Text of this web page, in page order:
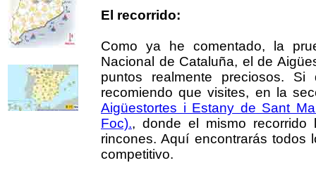
El recorrido:
Como ya he comentado, la
Nacional de Cataluña, el de
puntos realmente preciosos.
recomiendo que visites, en la
Aigüestortes i Estany de Sant
Foc)., donde el mismo
rincones. Aquí encontrarás
competitivo.